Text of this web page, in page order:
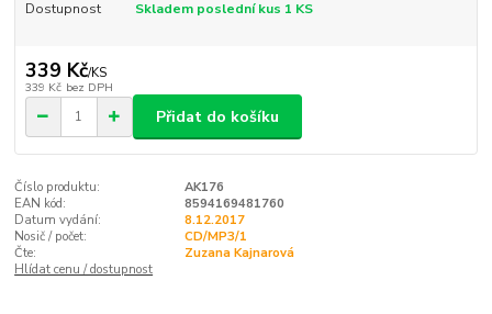
Dostupnost Skladem poslední kus 1 KS
339 Kč/KS
339 Kč bez DPH
Přidat do košíku
Číslo produktu:
AK176
EAN kód:
8594169481760
Datum vydání:
8.12.2017
Nosič / počet:
CD/MP3/1
Čte:
Zuzana Kajnarová
Hlídat cenu / dostupnost